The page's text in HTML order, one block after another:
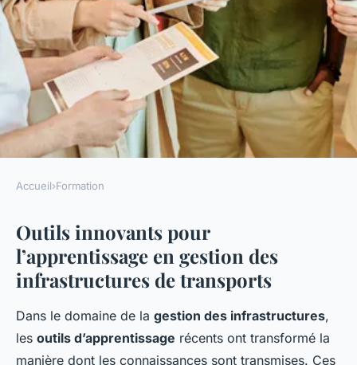
Explorez les outils innovants
pour améliorer votre
apprentissage en gestion des
infrastructures de transports
Accueil›Formation
Outils innovants pour
l’apprentissage en gestion des
infrastructures de transports
Dans le domaine de la gestion des infrastructures,
les outils d’apprentissage récents ont transformé la
manière dont les connaissances sont transmises. Ces